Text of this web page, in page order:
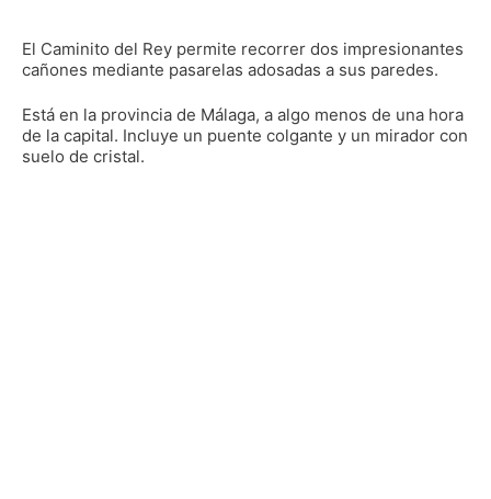
El Caminito del Rey permite recorrer dos impresionantes
cañones mediante pasarelas adosadas a sus paredes.
Está en la provincia de Málaga, a algo menos de una hora
de la capital. Incluye un puente colgante y un mirador con
suelo de cristal.